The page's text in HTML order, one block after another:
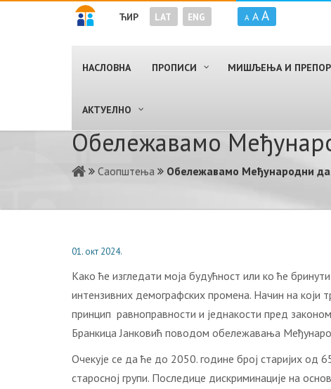
ЋИР LAT ENG A A A
НАСЛОВНА ПРОПИСИ МИШЉЕЊА И
AКТУЕЛНО
Обележавамо
Саопштења Обележавамо Међународни
01. окт 2024.
Како ће изгледати моја будућност или ко ће
интензивних демографских промена. Начин на
принцип равноправности и једнакости пред
Бранкица Јанковић поводом обележавања
Очекује се да ће до 2050. године број старијих од
старосној групи. Последице дискриминације на